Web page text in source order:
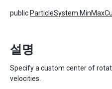
public
설명
Specify a custom center of
velocities.